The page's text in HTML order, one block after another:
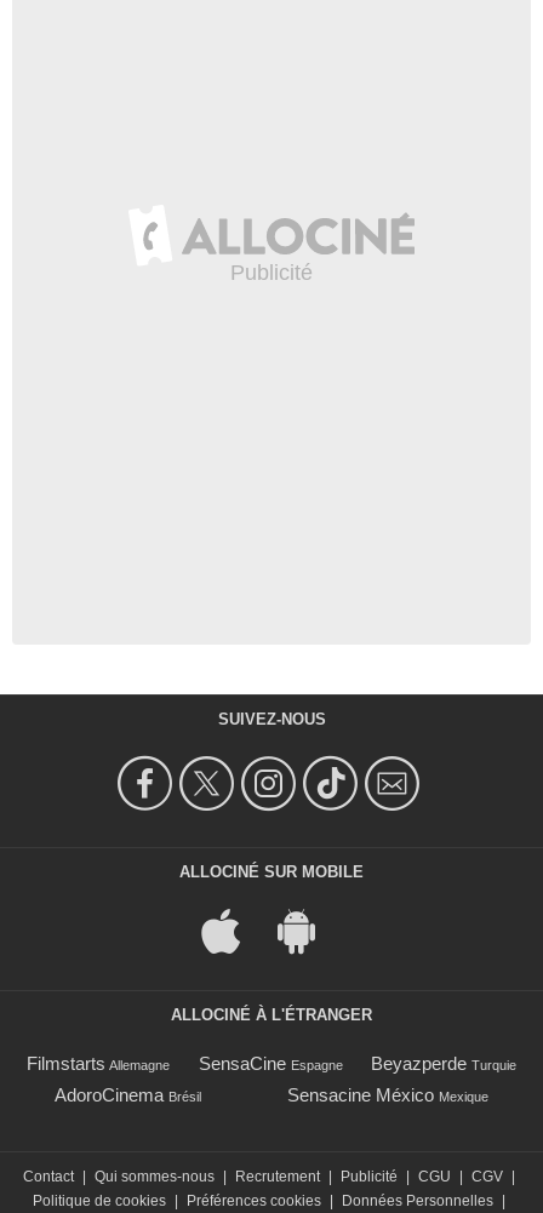
SUIVEZ-NOUS
ALLOCINÉ SUR MOBILE
ALLOCINÉ À L'ÉTRANGER
Filmstarts Allemagne SensaCine Espagne Beyazperde Turquie
AdoroCinema Brésil Sensacine México Mexique
Contact Qui sommes-nous Recrutement Publicité CGU CGV
Politique de cookies
Préférences cookies Données Personnelles